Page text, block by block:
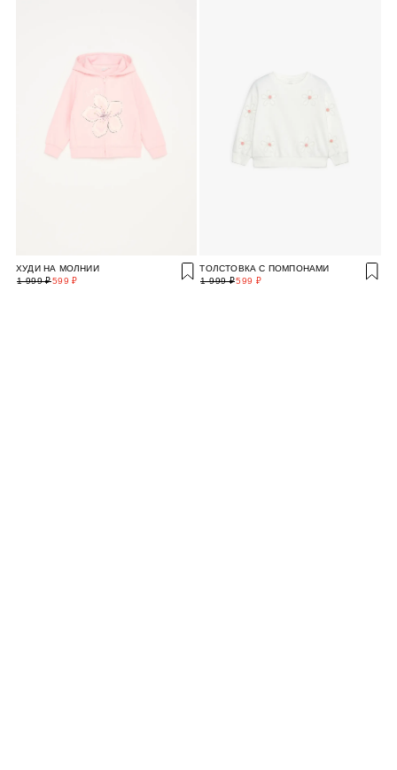
ХУДИ НА МОЛНИИ
599 ₽
1 999 ₽
ТОЛСТОВКА С ПОМПОНАМИ
599 ₽
1 999 ₽